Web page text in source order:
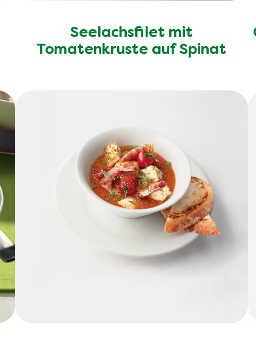
Seelachsfilet mit
Tomatenkruste auf Spinat